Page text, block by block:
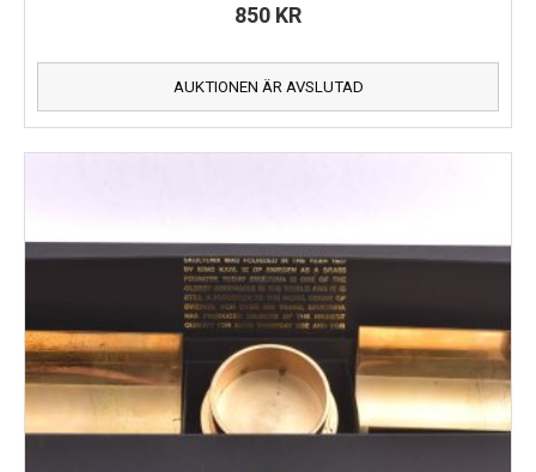
850 KR
AUKTIONEN ÄR AVSLUTAD